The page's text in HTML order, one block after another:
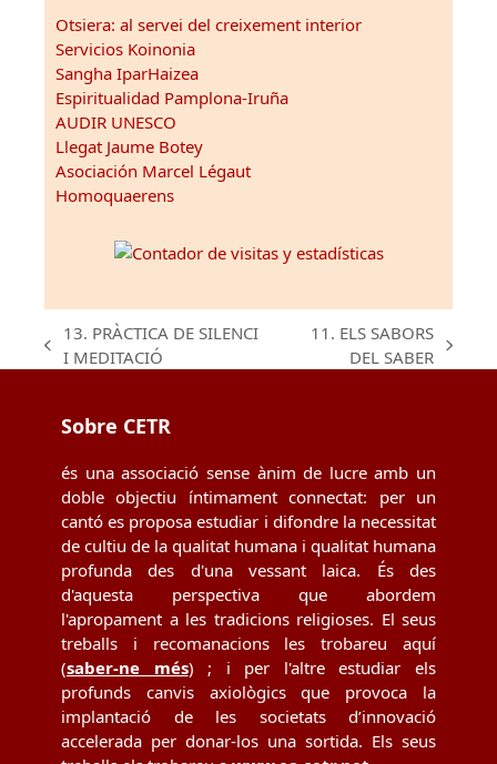
Otsiera: al servei del creixement interior
Servicios Koinonia
Sangha IparHaizea
Espiritualidad Pamplona-Iruña
AUDIR UNESCO
Llegat Jaume Botey
Asociación Marcel Légaut
Homoquaerens
previous
13. PRÀCTICA DE SILENCI
I MEDITACIÓ
11. ELS SABORS
DEL SABER
Sobre CETR
és una associació sense ànim de lucre amb un
doble objectiu íntimament connectat: per un
cantó es proposa estudiar i difondre la necessitat
de cultiu de la qualitat humana i qualitat humana
profunda des d'una vessant laica. És des
d'aquesta perspectiva que abordem
l'apropament a les tradicions religioses. El seus
treballs i recomanacions les trobareu aquí
(saber-ne més) ; i per l'altre estudiar els
profunds canvis axiològics que provoca la
implantació de les societats d’innovació
accelerada per donar-los una sortida. Els seus